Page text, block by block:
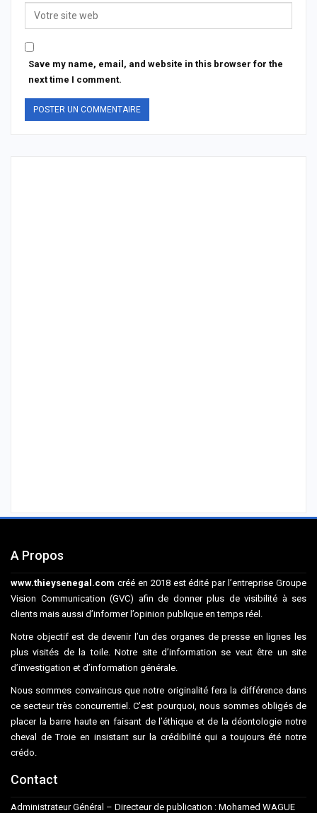
Save my name, email, and website in this browser for the
next time I comment.
A Propos
www.thieysenegal.com créé en 2018 est édité par l’entreprise Groupe
Vision Communication (GVC) afin de donner plus de visibilité à ses
clients mais aussi d’informer l’opinion publique en temps réel.
Notre objectif est de devenir l’un des organes de presse en lignes les
plus visités de la toile. Notre site d’information se veut être un site
d’investigation et d’information générale.
Nous sommes convaincus que notre originalité fera la différence dans
ce secteur très concurrentiel. C’est pourquoi, nous sommes obligés de
placer la barre haute en faisant de l’éthique et de la déontologie notre
cheval de Troie en insistant sur la crédibilité qui a toujours été notre
crédo.
Contact
Administrateur Général – Directeur de publication : Mohamed WAGUE